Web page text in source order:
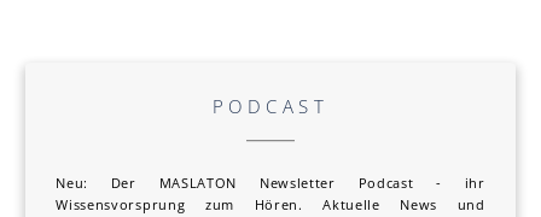
PODCAST
Neu: Der MAS LA TON Newsletter Podcast - ihr
Wissensvorsprung zum Hören. Aktuelle News und